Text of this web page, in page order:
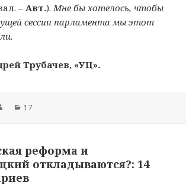
– Авт.). Мне бы хотелось, чтобы
сессии парламента мы этот
Трубачев, «УЦ».
АвторРубрики
17
реформа и
откладываются?: 14